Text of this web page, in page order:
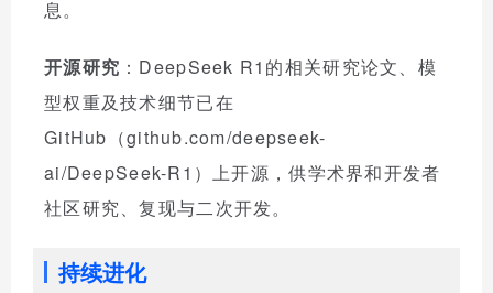
息。
开源研究 ：DeepSeek R1的相关研究论文、模
型权重及技术细节已在
GitHub（github.com/deepseek-
ai/DeepSeek-R1）上开源，供学术界和开发者
社区研究、复现与二次开发。
持续进化